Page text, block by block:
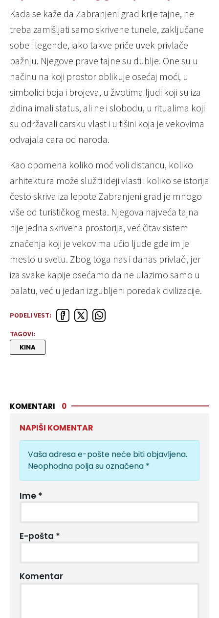
Kada se kaže da Zabranjeni grad krije tajne, ne
treba zamišljati samo skrivene tunele, zaključane
sobe i legende, iako takve priče uvek privlače
pažnju. Njegove prave tajne su dublje. One su u
načinu na koji prostor oblikuje osećaj moći, u
simbolici boja i brojeva, u životima ljudi koji su iza
zidina imali status, ali ne i slobodu, u ritualima koji
su održavali carsku vlast i u tišini koja je vekovima
odvajala cara od naroda.
Kao opomena koliko moć voli distancu, koliko
arhitektura može služiti ideji vlasti i koliko se istorija
često skriva iza lepote Zabranjeni grad je mnogo
više od turističkog mesta. Njegova najveća tajna
nije jedna skrivena prostorija, već čitav sistem
značenja koji je vekovima učio ljude gde im je
mesto u svetu. Zbog toga nas i danas privlači, jer
iza svake kapije osećamo da ne ulazimo samo u
palatu, već u jedan izgubljeni poredak civilizacije.
PODELI VEST:
TAGOVI:
KINA
KOMENTARI 0
NAPIŠI KOMENTAR
Vaša adresa e-pošte neće biti objavljena.
Neophodna polja su označena *
Ime *
E-pošta *
Komentar